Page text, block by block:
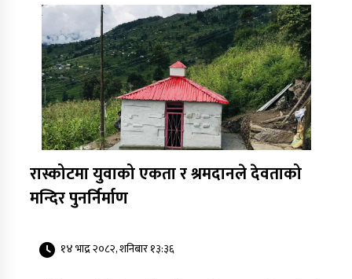
रास्कोटमा युवाको एकता र श्रमदानले देवताको
मन्दिर पुनर्निर्माण
१४ भाद्र २०८२, शनिबार १३:३६